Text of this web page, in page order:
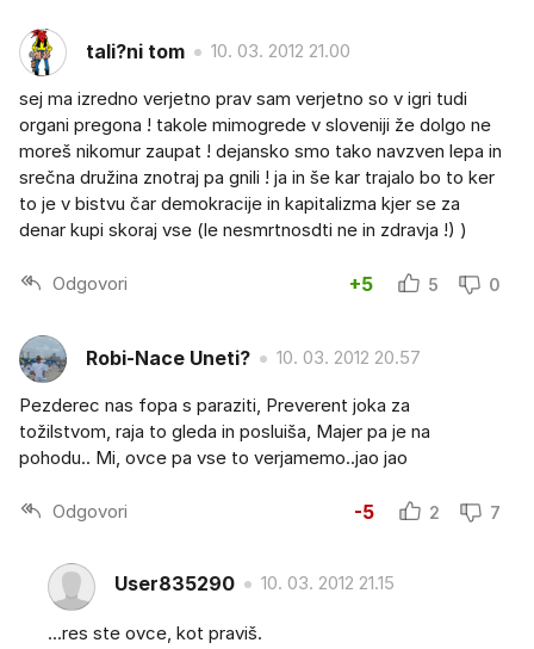
tali?ni tom 10. 03. 2012 21.00
sej ma izredno verjetno prav sam verjetno so v igri tudi
organi pregona ! takole mimogrede v sloveniji že dolgo ne
moreš nikomur zaupat ! dejansko smo tako navzven lepa in
srečna družina znotraj pa gnili ! ja in še kar trajalo bo to ker
to je v bistvu čar demokracije in kapitalizma kjer se za
denar kupi skoraj vse (le nesmrtnosdti ne in zdravja !) )
Odgovori +5 5 0
Robi-Nace Uneti? 10. 03. 2012 20.57
Pezderec nas fopa s paraziti, Preverent joka za
tožilstvom, raja to gleda in posluiša, Majer pa je na
pohodu.. Mi, ovce pa vse to verjamemo..jao jao
Odgovori -5 2 7
User835290 10. 03. 2012 21.15
...res ste ovce, kot praviš.